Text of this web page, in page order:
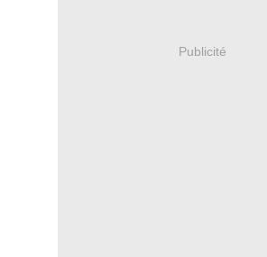
Publicité